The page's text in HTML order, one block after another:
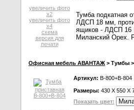
увеличить фото
x2
увеличить фото
x4
схема
версия для
печати
Тумба подкатная
ЛДСП 18 мм,
ящиков - ЛДСП 16
Миланский Орех.
Офисная мебель АВАНТАЖ > Тумбы
Артикул: В-800+В-804
Размеры: 430 X 550 X
Показать цвет: